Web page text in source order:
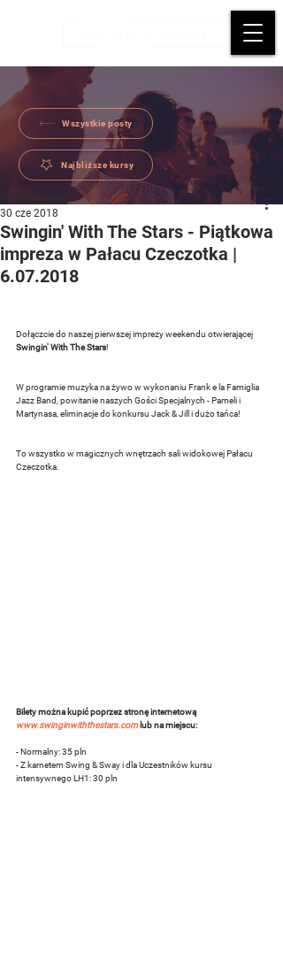
Wszystkie posty
Najbliższe kursy
Swingin' With The Stars - Piątkowa
impreza w Pałacu Czeczotka |
6.07.2018
30 cze 2018
Dołączcie do naszej pierwszej imprezy weekendu otwierającej
Swingin' With The Stars!
W programie muzyka na żywo w wykonaniu Frank e la Famiglia
Jazz Band, powitanie naszych Gości Specjalnych - Pameli i
Martynasa, eliminacje do konkursu Jack & Jill i dużo tańca!
To wszystko w magicznych wnętrzach sali widokowej Pałacu
Czeczotka.
Bilety można kupić poprzez stronę internetową
www.swinginwiththestars.com lub na miejscu:
- Normalny: 35 pln
- Z karnetem Swing & Sway i dla Uczestników kursu
intensywnego LH1: 30 pln